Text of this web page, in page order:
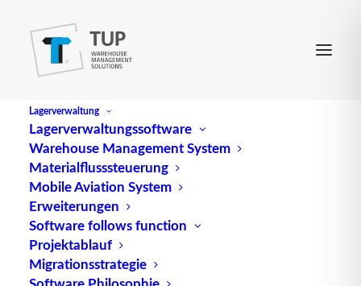
Lagerverwaltung
Lagerverwaltungssoftware
Warehouse Management System
Materialflusssteuerung
Mobile Aviation System
Erweiterungen
Software follows function
Projektablauf
Migrationsstrategie
EHF
(Abk. für Extremely High Frequency) bezeichnet
den Frequenzbereich zwischen 30 und 300 GHz.
Quelle: logipedia / Fraunhofer IML